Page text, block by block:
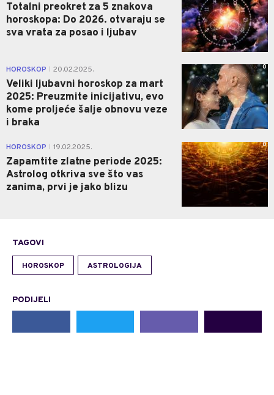
Totalni preokret za 5 znakova
horoskopa: Do 2026. otvaraju se
sva vrata za posao i ljubav
HOROSKOP 20.02.2025.
Veliki ljubavni horoskop za mart
2025: Preuzmite inicijativu, evo
kome proljeće šalje obnovu veze
i braka
0
HOROSKOP 19.02.2025.
Zapamtite zlatne periode 2025:
Astrolog otkriva sve što vas
zanima, prvi je jako blizu
0
TAGOVI
HOROSKOP ASTROLOGIJA
PODIJELI